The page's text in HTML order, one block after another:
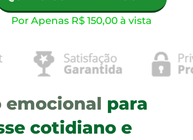
Por Apenas R$ 150,00 à vista
para
cotidiano e